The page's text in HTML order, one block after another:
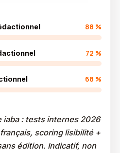
88 %
72 %
68 %
iaba : tests internes 2026
scoring lisibilité +
édition. Indicatif, non